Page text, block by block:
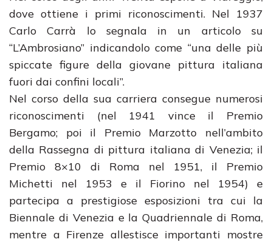
dove ottiene i primi riconoscimenti. Nel 1937
Carlo Carrà lo segnala in un articolo su
“L’Ambrosiano” indicandolo come “una delle più
spiccate figure della giovane pittura italiana
fuori dai confini locali”.
Nel corso della sua carriera consegue numerosi
riconoscimenti (nel 1941 vince il Premio
Bergamo; poi il Premio Marzotto nell’ambito
della Rassegna di pittura italiana di Venezia; il
Premio 8×10 di Roma nel 1951, il Premio
Michetti nel 1953 e il Fiorino nel 1954) e
partecipa a prestigiose esposizioni tra cui la
Biennale di Venezia e la Quadriennale di Roma,
mentre a Firenze allestisce importanti mostre